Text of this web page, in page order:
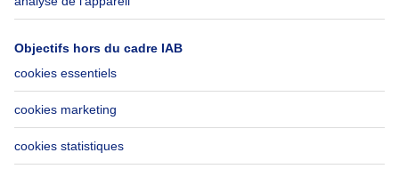
FAQ
Accessibilité
Contactez-nous
LinkedIn
Immoweb SA © 2026 - Tous droits réservés
Conditions d'utilisation Gestion des cookies Vie privée